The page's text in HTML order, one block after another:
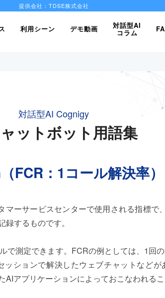
提供会社：TDSE株式会社
利用シーン デモ動画 対話型AI
コラム
対話型AI Cognigy
ットボット用語集
：1コール解決率）
マーサービスセンターで使用される指標で
するものです。
で測定できます。FCRの例としては、1回
ションで解決したウェブチャットなど
AIアプリケーションによっておこなわれる